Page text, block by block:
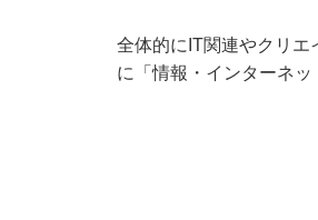
全体的にIT関連やクリエ
に「情報・インターネッ